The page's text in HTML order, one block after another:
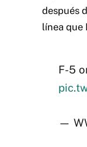
después
línea que
F-5
—